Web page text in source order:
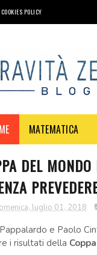
COOKIES POLICY
MATEMATICA
DEL
luglio 01, 2018
e Paolo
i risultati della